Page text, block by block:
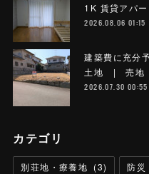
1K 賃貸アパ
2026.08.06 01:15
建築費に充分
土地 | 売地
2026.07.30 00:55
カテゴリ
別荘地・療養地 (3) 防災